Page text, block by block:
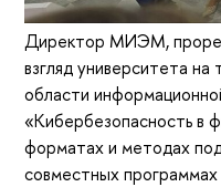
Директор МИЭМ,
взгляд университета
области
«Кибербезопасность в
форматах и методах
совместных